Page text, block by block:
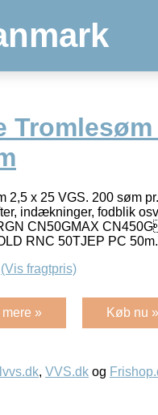
2,5 x 25 VGS. 200 søm
indækninger, fodblik
CN50GMAX
RNC 50TJEP PC
(Vis fragtpris)
» Køb nu »
, VVS.dk og